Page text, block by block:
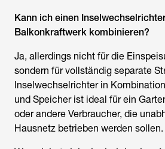
Kann ich einen
Balkonkraftwerk kombinieren?
Ja, allerdings nicht für die
sondern für vollständig separate
Inselwechselrichter in
und Speicher ist ideal für ein
oder andere Verbraucher, die
Hausnetz betrieben werden sollen.